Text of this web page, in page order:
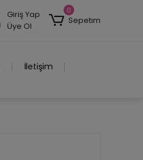
Giriş Yap
Üye Ol
0
Sepetim
İletişim